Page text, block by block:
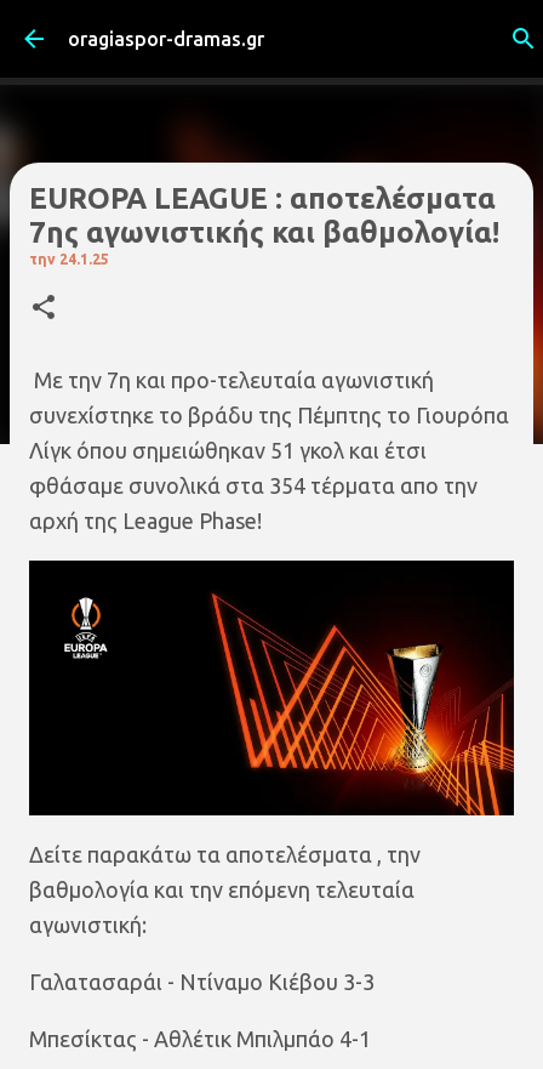
Μετάβαση στο κύριο περιεχόμενο
oragiaspor-dramas.gr
EUROPA LEAGUE : αποτελέσματα
7ης αγωνιστικής και βαθμολογία!
την 24.1.25
Με την 7η και προ-τελευταία αγωνιστική
συνεχίστηκε το βράδυ της Πέμπτης το Γιουρόπα
Λίγκ όπου σημειώθηκαν 51 γκολ και έτσι
φθάσαμε συνολικά στα 354 τέρματα απο την
αρχή της League Phase!
Δείτε παρακάτω τα αποτελέσματα , την
βαθμολογία και την επόμενη τελευταία
αγωνιστική:
Γαλατασαράι - Ντίναμο Κιέβου 3-3
Μπεσίκτας - Αθλέτικ Μπιλμπάο 4-1